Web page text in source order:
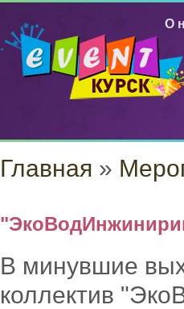
Перейти к основному содержанию
О
Главная »
В минувшие
коллектив